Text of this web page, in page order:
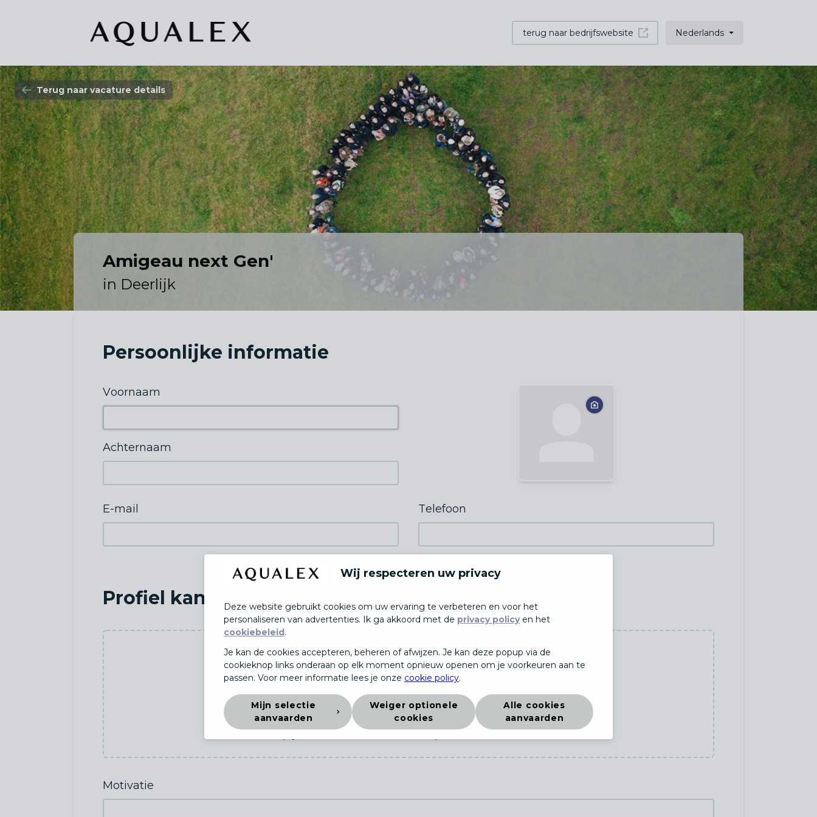
terug naar bedrijfswebsite Nederlands
Terug naar vacature details
Amigeau next Gen'
in Deerlijk
Persoonlijke informatie
Voornaam
Achternaam
E-mail Telefoon
Profiel kandidaat
curriculum vitae
Sleep je bestanden hier om te uploaden of Bladeren
Motivatie
Wij respecteren uw privacy
Deze website gebruikt cookies om uw ervaring te verbeteren en voor het
personaliseren van advertenties. Ik ga akkoord met de privacy policyen het
cookiebeleid.
Je kan de cookies accepteren, beheren of afwijzen. Je kan deze popup via de
cookieknop links onderaan op elk moment opnieuw openen om je voorkeuren aan te
passen. Voor meer informatie lees je onze cookie policy.
Mijn selectie
aanvaarden
Weiger optionele
cookies
Alle cookies
aanvaarden